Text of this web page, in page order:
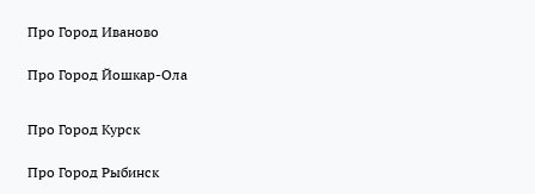
Про Город Иваново
Про Город Йошкар-Ола
Про Город Курск
Про Город Рыбинск